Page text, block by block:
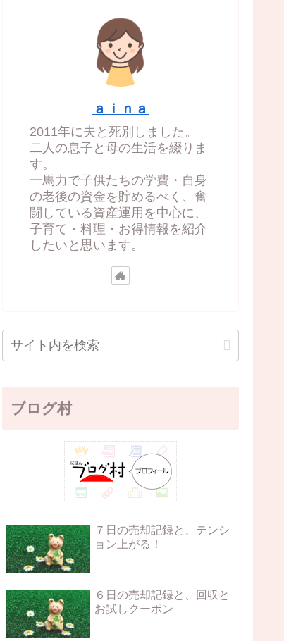
ａｉｎａ
2011年に夫と死別しました。
二人の息子と母の生活を綴りま
す。
一馬力で子供たちの学費・自身
の老後の資金を貯めるべく、奮
闘している資産運用を中心に、
子育て・料理・お得情報を紹介
したいと思います。
ブログ村
７日の売却記録と、テンシ
ョン上がる！
６日の売却記録と、回収と
お試しクーポン